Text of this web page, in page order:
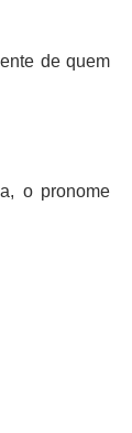
de quem
o pronome